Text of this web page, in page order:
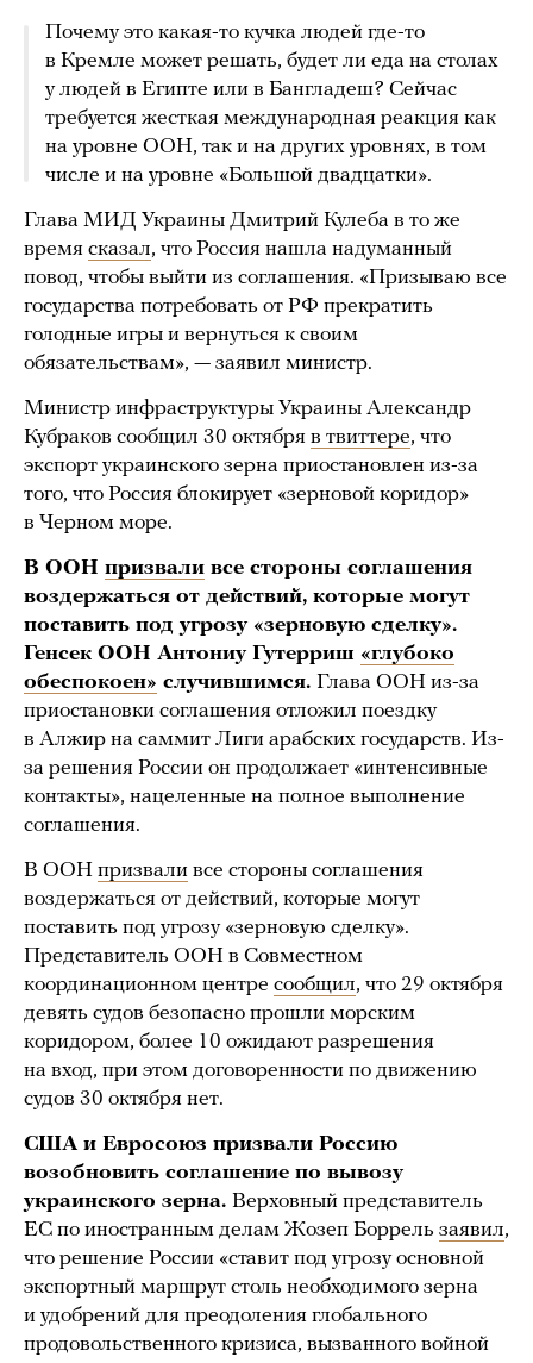
Почему это какая-то кучка людей где-то
в Кремле может решать, будет ли еда на столах
у людей в Египте или в Бангладеш? Сейчас
требуется жесткая международная реакция как
на уровне ООН, так и на других уровнях, в том
числе и на уровне «Большой двадцатки».
Глава МИД Украины Дмитрий Кулеба в то же
время сказал, что Россия нашла надуманный
повод, чтобы выйти из соглашения. «Призываю все
государства потребовать от РФ прекратить
голодные игры и вернуться к своим
обязательствам», — заявил министр.
Министр инфраструктуры Украины Александр
Кубраков сообщил 30 октября в твиттере, что
экспорт украинского зерна приостановлен из-за
того, что Россия блокирует «зерновой коридор»
в Черном море.
В ООН призвали все стороны соглашения
воздержаться от действий, которые могут
поставить под угрозу «зерновую сделку».
Генсек ООН Антониу Гутерриш «глубоко
обеспокоен» случившимся. Глава ООН из-за
приостановки соглашения отложил поездку
в Алжир на саммит Лиги арабских государств. Из-
за решения России он продолжает «интенсивные
контакты», нацеленные на полное выполнение
соглашения.
В ООН призвали все стороны соглашения
воздержаться от действий, которые могут
поставить под угрозу «зерновую сделку».
Представитель ООН в Совместном
координационном центре сообщил, что 29 октября
девять судов безопасно прошли морским
коридором, более 10 ожидают разрешения
на вход, при этом договоренности по движению
судов 30 октября нет.
США и Евросоюз призвали Россию
возобновить соглашение по вывозу
украинского зерна. Верховный представитель
ЕС по иностранным делам Жозеп Боррель заявил,
что решение России «ставит под угрозу основной
экспортный маршрут столь необходимого зерна
и удобрений для преодоления глобального
продовольственного кризиса, вызванного войной